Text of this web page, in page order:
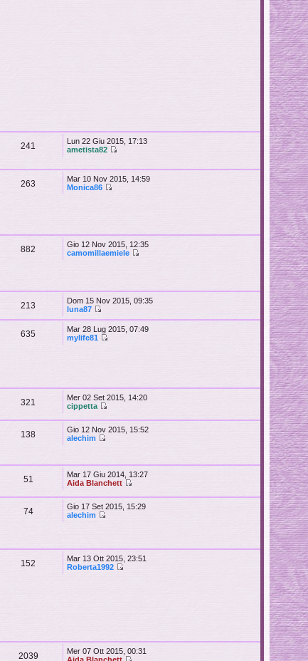
241
Lun 22 Giu 2015, 17:13
ametista82
263
Mar 10 Nov 2015, 14:59
Monica86
882
Gio 12 Nov 2015, 12:35
camomillaemiele
213
Dom 15 Nov 2015, 09:35
luna87
635
Mar 28 Lug 2015, 07:49
mylife81
321
Mer 02 Set 2015, 14:20
cippetta
138
Gio 12 Nov 2015, 15:52
alechim
51
Mar 17 Giu 2014, 13:27
Aida Blanchett
74
Gio 17 Set 2015, 15:29
alechim
152
Mar 13 Ott 2015, 23:51
Roberta1992
2039
Mer 07 Ott 2015, 00:31